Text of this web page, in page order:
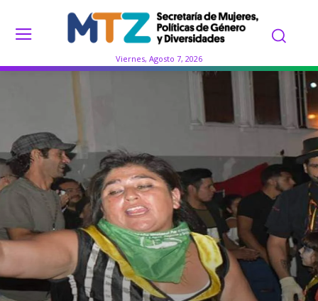
Viernes, Agosto 7, 2026